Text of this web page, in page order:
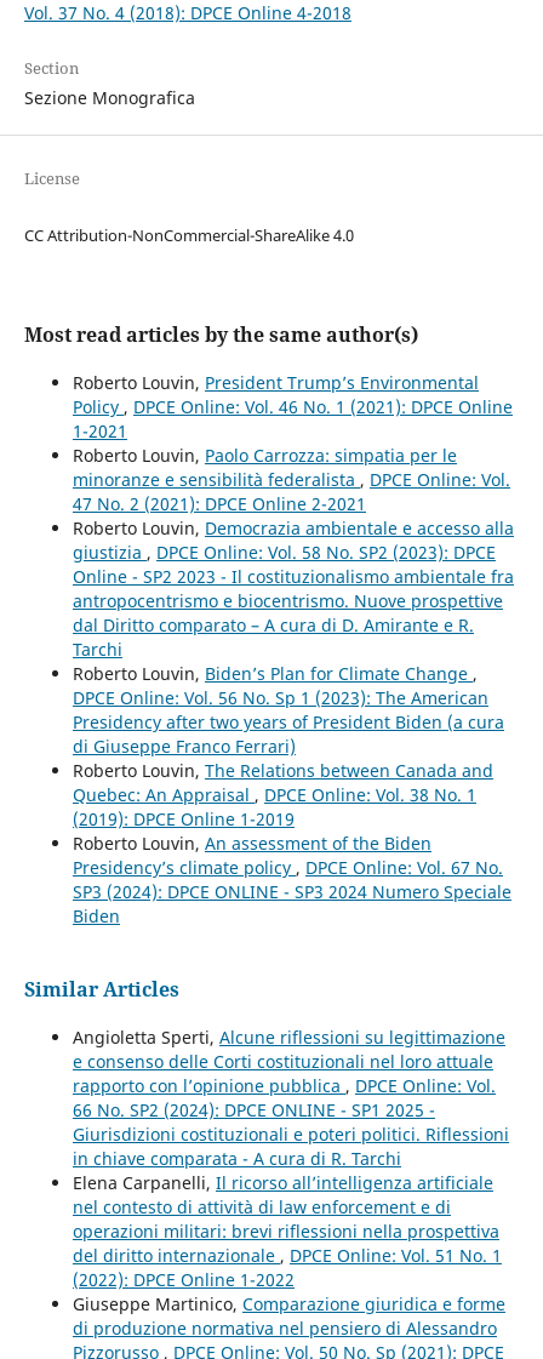
Vol. 37 No. 4 (2018): DPCE Online 4-2018
Section
Sezione Monografica
License
CC Attribution-NonCommercial-ShareAlike 4.0
Most read articles by the same author(s)
Roberto Louvin, President Trump’s Environmental
Policy , DPCE Online: Vol. 46 No. 1 (2021): DPCE Online
1-2021
Roberto Louvin, Paolo Carrozza: simpatia per le
minoranze e sensibilità federalista , DPCE Online: Vol.
47 No. 2 (2021): DPCE Online 2-2021
Roberto Louvin, Democrazia ambientale e accesso alla
giustizia , DPCE Online: Vol. 58 No. SP2 (2023): DPCE
Online - SP2 2023 - Il costituzionalismo ambientale fra
antropocentrismo e biocentrismo. Nuove prospettive
dal Diritto comparato – A cura di D. Amirante e R.
Tarchi
Roberto Louvin, Biden’s Plan for Climate Change ,
DPCE Online: Vol. 56 No. Sp 1 (2023): The American
Presidency after two years of President Biden (a cura
di Giuseppe Franco Ferrari)
Roberto Louvin, The Relations between Canada and
Quebec: An Appraisal , DPCE Online: Vol. 38 No. 1
(2019): DPCE Online 1-2019
Roberto Louvin, An assessment of the Biden
Presidency’s climate policy , DPCE Online: Vol. 67 No.
SP3 (2024): DPCE ONLINE - SP3 2024 Numero Speciale
Biden
Similar Articles
Angioletta Sperti, Alcune riflessioni su legittimazione
e consenso delle Corti costituzionali nel loro attuale
rapporto con l’opinione pubblica , DPCE Online: Vol.
66 No. SP2 (2024): DPCE ONLINE - SP1 2025 -
Giurisdizioni costituzionali e poteri politici. Riflessioni
in chiave comparata - A cura di R. Tarchi
Elena Carpanelli, Il ricorso all’intelligenza artificiale
nel contesto di attività di law enforcement e di
operazioni militari: brevi riflessioni nella prospettiva
del diritto internazionale , DPCE Online: Vol. 51 No. 1
(2022): DPCE Online 1-2022
Giuseppe Martinico, Comparazione giuridica e forme
di produzione normativa nel pensiero di Alessandro
Pizzorusso , DPCE Online: Vol. 50 No. Sp (2021): DPCE